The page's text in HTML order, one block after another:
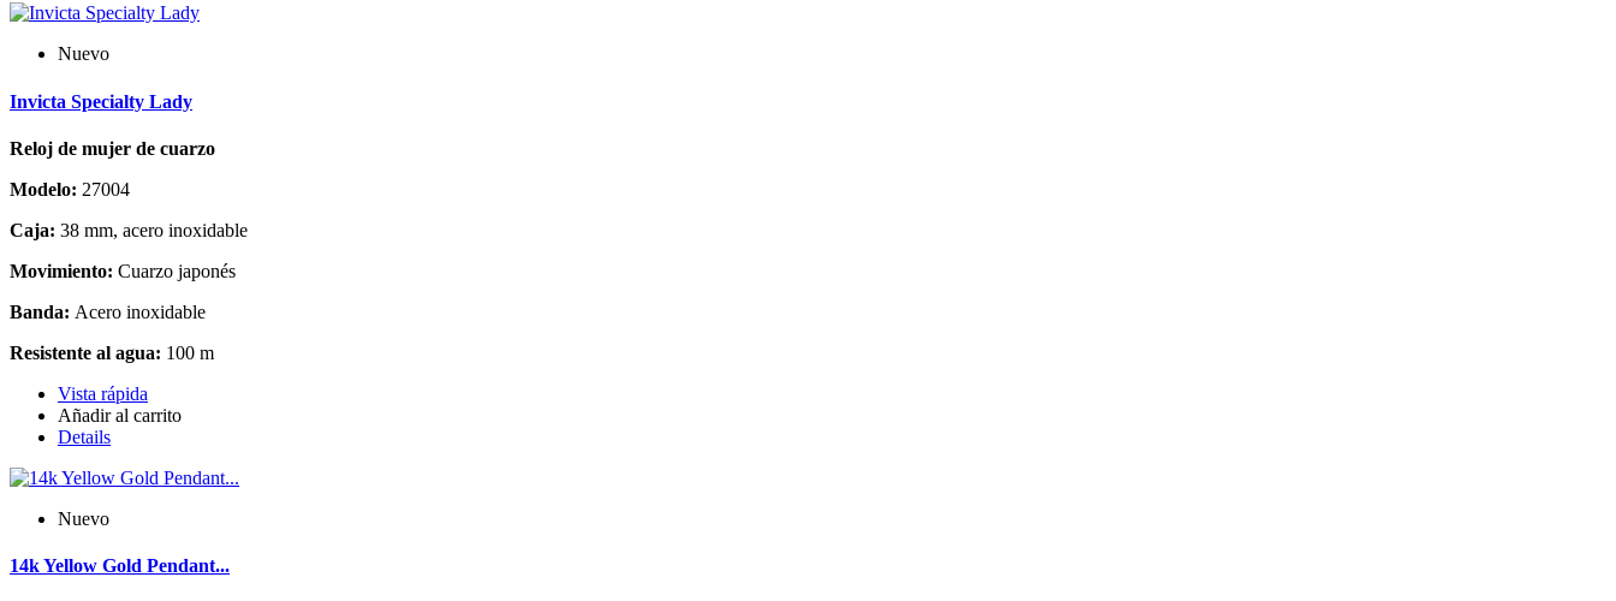
Nuevo
Invicta Specialty Lady
Reloj de mujer de cuarzo
Modelo: 27004
Caja: 38 mm, acero inoxidable
Movimiento: Cuarzo japonés
Banda: Acero inoxidable
Resistente al agua: 100 m
Vista rápida
Añadir al carrito
Details
Nuevo
14k Yellow Gold Pendant...